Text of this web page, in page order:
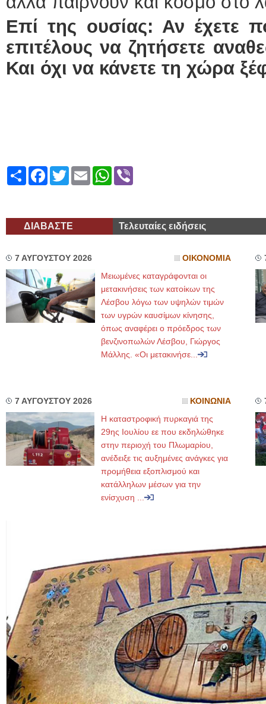
Επί της ουσίας: Αν έχετε
επιτέλους να ζητήσετε
Και όχι να κάνετε τη χώρα
ShareFacebook
TwitterEmailWhatsApp
ΔΙΑΒΑΣΤΕ Τελευταίες ειδήσεις
7 ΑΥΓΟΥΣΤΟΥ 2026 ΟΙΚΟΝΟΜΙΑ
Μειωμένες καταγράφονται οι
μετακινήσεις των κατοίκων της
Λέσβου λόγω των υψηλών τιμών
των υγρών καυσίμων κίνησης,
όπως αναφέρει ο πρόεδρος των
βενζινοπωλών Λέσβου, Γιώργος
Μάλλης. «Οι μετακινήσε...
7 ΑΥΓΟΥΣΤΟΥ 2026 ΚΟΙΝΩΝΙΑ
Η καταστροφική πυρκαγιά της
29ης Ιουλίου εε που εκδηλώθηκε
στην περιοχή του Πλωμαρίου,
ανέδειξε τις αυξημένες ανάγκες για
προμήθεια εξοπλισμού και
κατάλληλων μέσων για την
ενίσχυση ...